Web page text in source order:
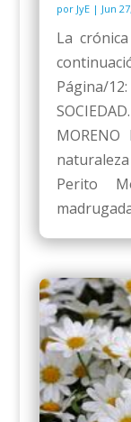
por JyE| Jun
La
Página/
Perito